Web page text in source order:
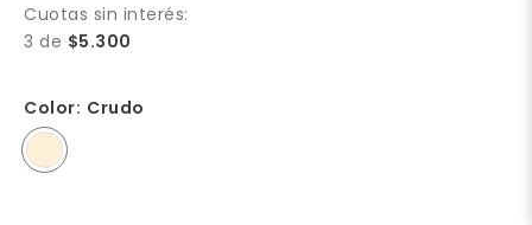
Cuotas sin interés:
3 de $5.300
Color: Crudo